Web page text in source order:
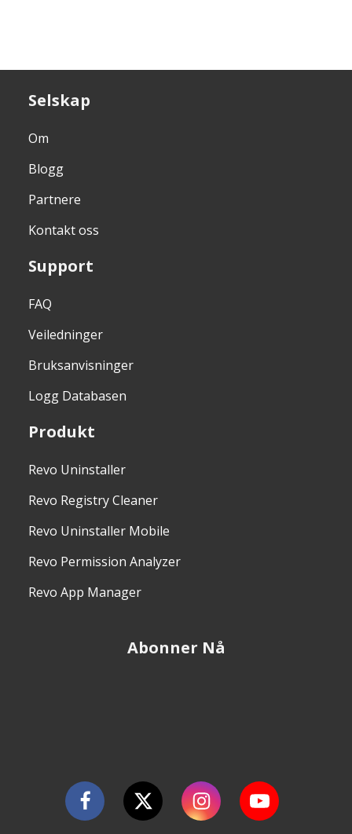
Selskap
Om
Blogg
Partnere
Kontakt oss
Support
FAQ
Veiledninger
Bruksanvisninger
Logg Databasen
Produkt
Revo Uninstaller
Revo Registry Cleaner
Revo Uninstaller Mobile
Revo Permission Analyzer
Revo App Manager
Abonner Nå